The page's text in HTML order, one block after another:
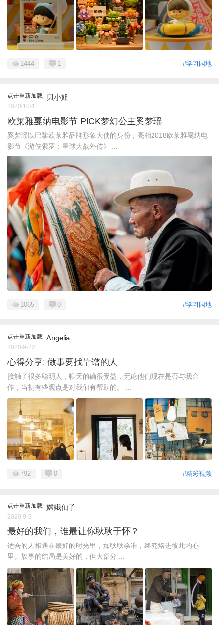
#学习园地
1444 1
点击重新加载 贝小姐
2020-10-1
欧莱雅戛纳电影节 PICK梦幻公主奚梦瑶
奚梦瑶以巴黎欧莱雅品牌形象大使的身份，亮相2018欧莱雅戛纳电
影节《游侠索罗：星球大战外传》 ...
#学习园地
1065 0
点击重新加载 Angelia
2020-9-22
心得分享: 做事要找靠谱的人
接触了很多聪明人，聊天的确很受益，无论他们现在是否与我合
作，当初有些观点是对我们有帮助的。 ...
#精彩视频
792 0
点击重新加载 嫦娥仙子
2020-9-3
最好的我们，谁最让你耿耿于怀？
适合的人相遇在最好的时光里，如耿耿余淮，终究烙进彼此的心
里。故事的结局是美好的，但大部分 ...